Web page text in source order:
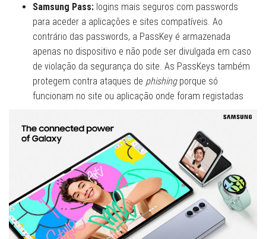
Samsung Pass: logins mais seguros com passwords
para aceder a aplicações e sites compatíveis. Ao
contrário das passwords, a PassKey é armazenada
apenas no dispositivo e não pode ser divulgada em caso
de violação da segurança do site. As PassKeys também
protegem contra ataques de phishing porque só
funcionam no site ou aplicação onde foram registadas